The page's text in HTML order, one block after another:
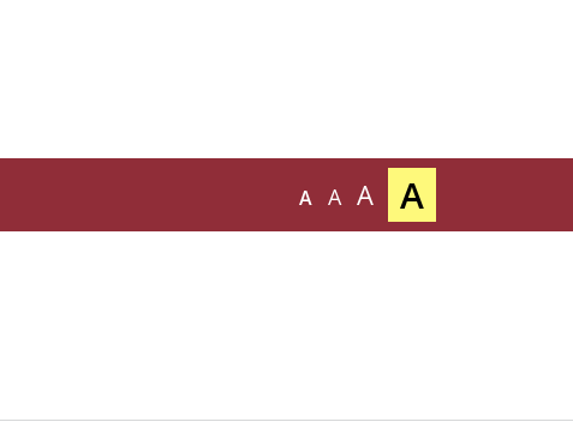
A A A A